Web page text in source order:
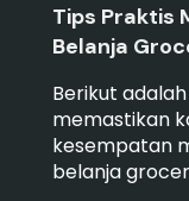
Tips Praktis
Belanja
Berikut
memastikan
kesempatan
belanja